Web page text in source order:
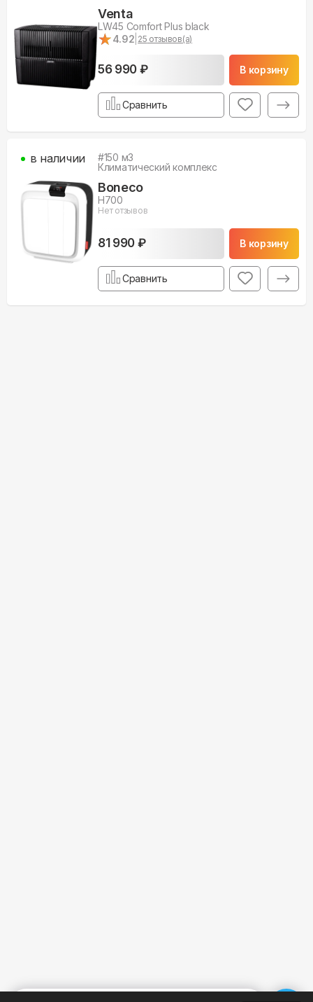
Venta
LW45 Comfort Plus black
★
★4.92 25 отзывов(а)
56 990 ₽ В корзину
Сравнить
#150 м3
Климатический комплекс
Boneco
H700
Нет отзывов
81 990 ₽ В корзину
в наличии
Сравнить